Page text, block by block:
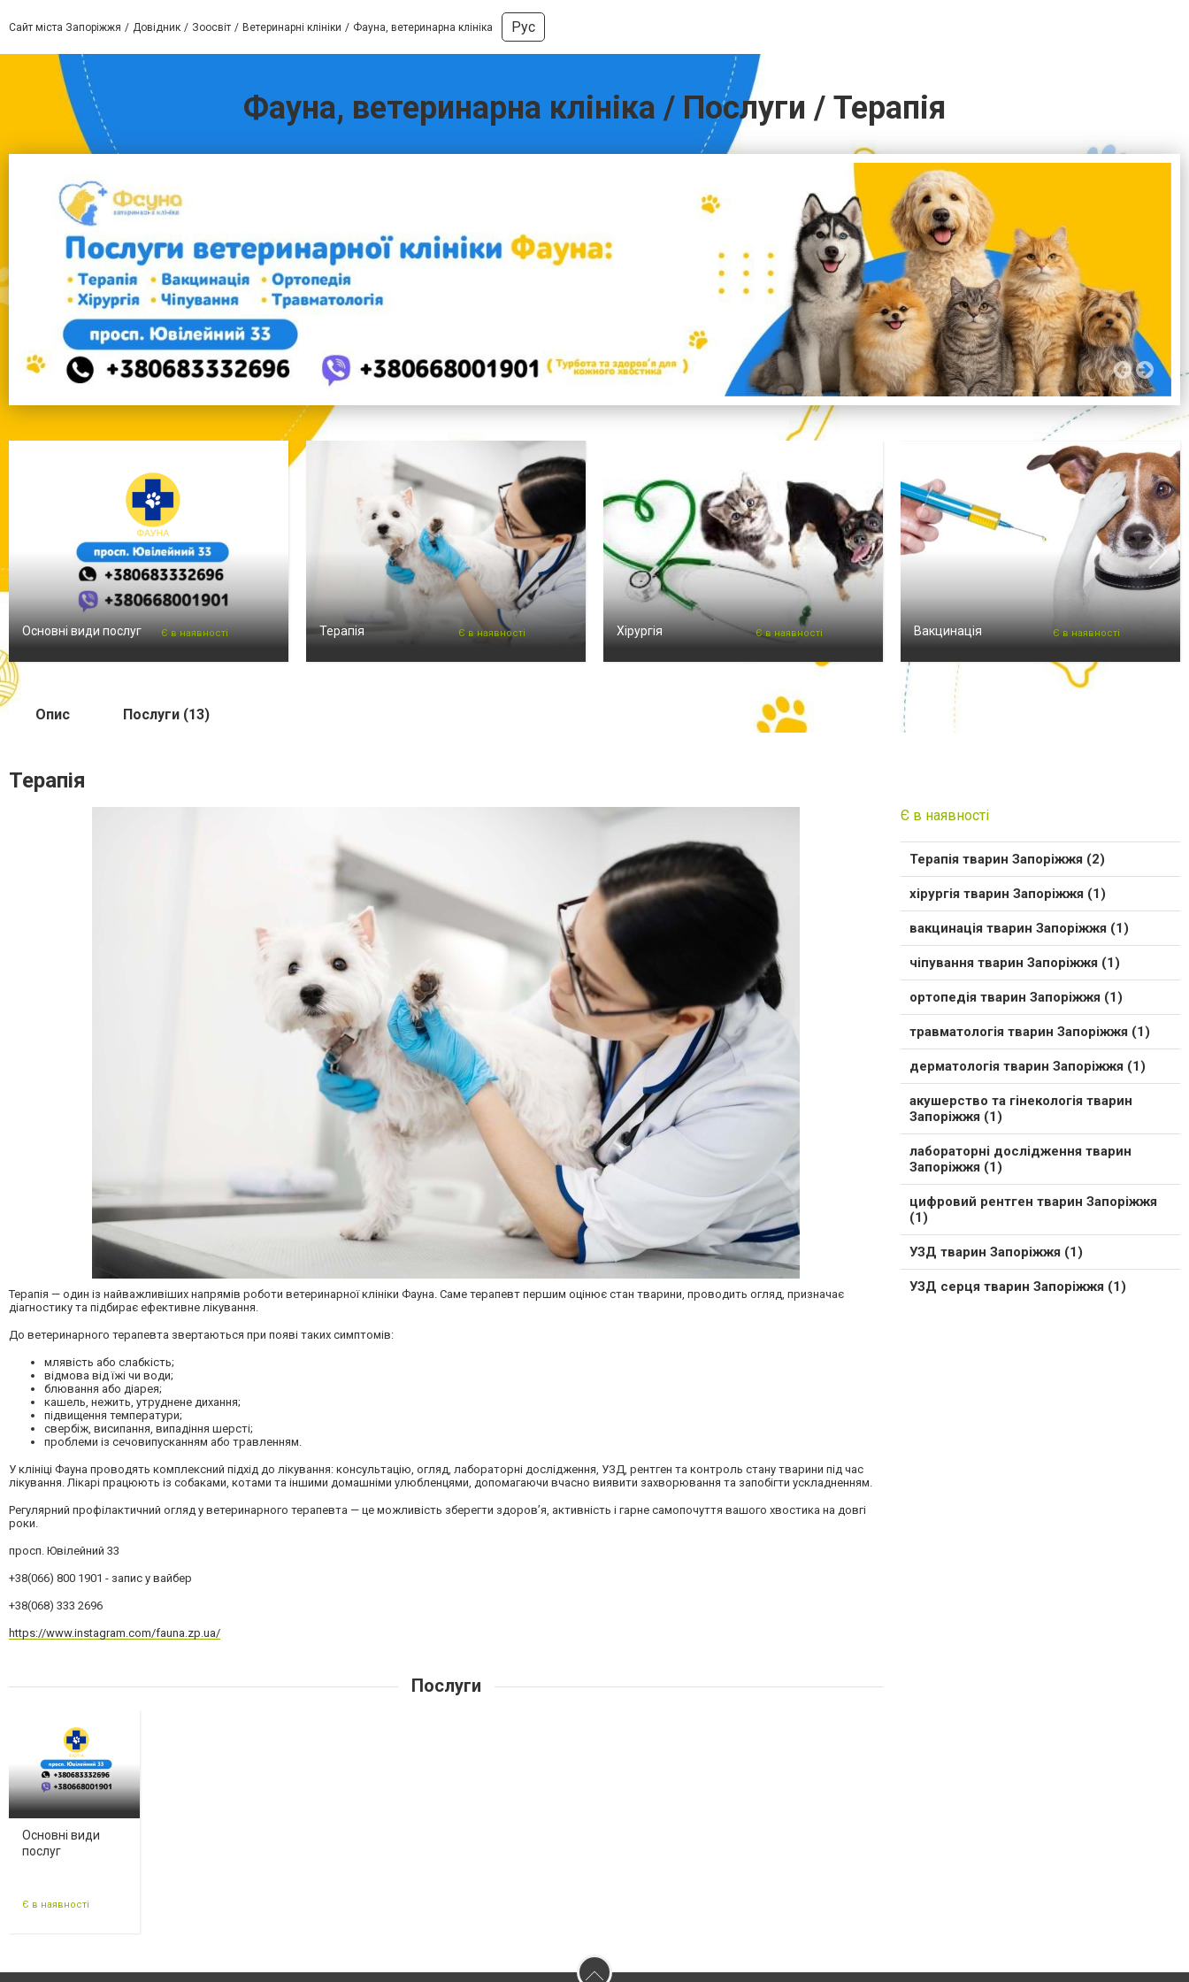
Сайт міста Запоріжжя Довідник Зоосвіт Ветеринарні клініки Фауна, ветеринарна клініка Рус
Фауна, ветеринарна клініка / Послуги / Терапія
Основні види послуг Є в наявності Терапія Є в наявності Хірургія Є в наявності Вакцинація Є в наявності
Опис Послуги (13)
Терапія
Терапія — один із найважливіших напрямів роботи ветеринарної клініки Фауна . Саме терапевт першим оцінює стан тварини, проводить огляд, призначає
діагностику та підбирає ефективне лікування.
До ветеринарного терапевта звертаються при появі таких симптомів:
млявість або слабкість;
відмова від їжі чи води;
блювання або діарея;
кашель, нежить, утруднене дихання;
підвищення температури;
свербіж, висипання, випадіння шерсті;
проблеми із сечовипусканням або травленням.
У клініці Фауна проводять комплексний підхід до лікування: консультацію, огляд, лабораторні дослідження, УЗД, рентген та контроль стану тварини під час
лікування. Лікарі працюють із собаками, котами та іншими домашніми улюбленцями, допомагаючи вчасно виявити захворювання та запобігти ускладненням.
Регулярний профілактичний огляд у ветеринарного терапевта — це можливість зберегти здоров’я, активність і гарне самопочуття вашого хвостика на довгі
роки.
просп. Ювілейний 33
+38(066) 800 1901 - запис у вайбер
+38(068) 333 2696
https://www.instagram.com/fauna.zp.ua/
Є в наявності
Терапія тварин Запоріжжя (2)
хірургія тварин Запоріжжя (1)
вакцинація тварин Запоріжжя (1)
чіпування тварин Запоріжжя (1)
ортопедія тварин Запоріжжя (1)
травматологія тварин Запоріжжя (1)
дерматологія тварин Запоріжжя (1)
акушерство та гінекологія тварин
Запоріжжя (1)
лабораторні дослідження тварин
Запоріжжя (1)
цифровий рентген тварин Запоріжжя
(1)
УЗД тварин Запоріжжя (1)
УЗД серця тварин Запоріжжя (1)
Послуги
Основні види
послуг
Є в наявності